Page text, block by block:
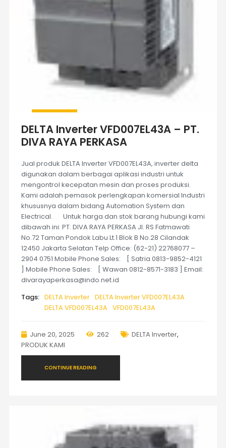
DELTA Inverter VFD007EL43A – PT.
DIVA RAYA PERKASA
Jual produk DELTA Inverter VFD007EL43A, inverter delta
digunakan dalam berbagai aplikasi industri untuk
mengontrol kecepatan mesin dan proses produksi.
Kami adalah pemasok perlengkapan komersial Industri
khususnya dalam bidang Automation System dan
Electrical. Untuk harga dan stok barang hubungi kami
dibawah ini: PT. DIVA RAYA PERKASA Jl. RS Fatmawati
No.72 Taman Pondok Labu Lt.1 Blok B No.28 Cilandak
12450 Jakarta Selatan Telp Office: (62-21) 22768077 –
2904 0751 Mobile Phone Sales: [ Satria 0813-9852-4121
] Mobile Phone Sales: [ Wawan 0812-8571-3183 ] Email:
divarayaperkasa@indo.net.id
Tags: DELTA Inverter DELTA Inverter VFD007EL43A
DELTA VFD007EL43A VFD007EL43A
June 20, 2025 262 DELTA Inverter,
PRODUK KAMI
CONTINUE READING